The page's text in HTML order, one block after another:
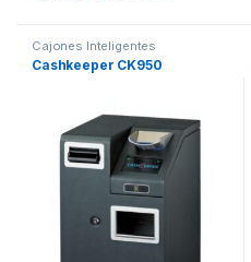
Cajones Inteligentes
Cashkeeper CK950